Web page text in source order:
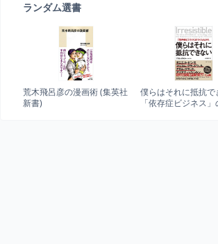
ランダム選書
荒木飛呂彦の漫画術 (集英社
新書)
僕らはそれに抵抗で
「依存症ビジネス」